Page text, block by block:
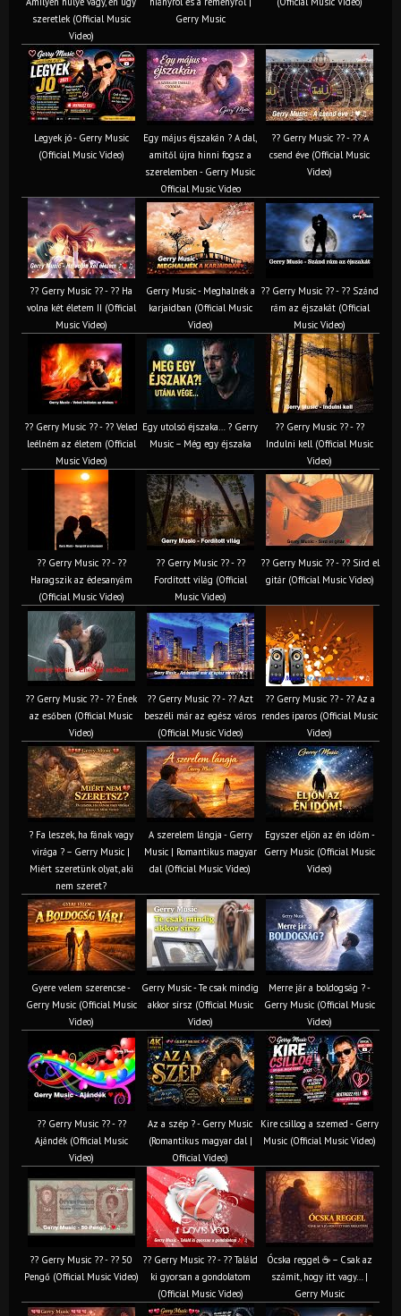
szeretlek (Official Music
Video)
Gerry Music
Legyek jó - Gerry Music
(Official Music Video)
Egy május éjszakán ? A dal,
amitől újra hinni fogsz a
szerelemben - Gerry Music
Official Music Video
?? Gerry Music ?? - ?? A
csend éve (Official Music
Video)
?? Gerry Music ?? - ?? Ha
volna két életem II (Official
Music Video)
Gerry Music - Meghalnék a
karjaidban (Official Music
Video)
?? Gerry Music ?? - ?? Szánd
rám az éjszakát (Official
Music Video)
?? Gerry Music ?? - ?? Veled
leélném az életem (Official
Music Video)
Egy utolsó éjszaka… ? Gerry
Music – Még egy éjszaka
?? Gerry Music ?? - ??
Indulni kell (Official Music
Video)
?? Gerry Music ?? - ??
Haragszik az édesanyám
(Official Music Video)
?? Gerry Music ?? - ??
Fordított világ (Official
Music Video)
?? Gerry Music ?? - ?? Sírd el
gitár (Official Music Video)
?? Gerry Music ?? - ?? Ének
az esőben (Official Music
Video)
?? Gerry Music ?? - ?? Azt
beszéli már az egész város
(Official Music Video)
?? Gerry Music ?? - ?? Az a
rendes iparos (Official Music
Video)
? Fa leszek, ha fának vagy
virága ? – Gerry Music |
Miért szeretünk olyat, aki
nem szeret?
A szerelem lángja - Gerry
Music | Romantikus magyar
dal (Official Music Video)
Egyszer eljön az én időm -
Gerry Music (Official Music
Video)
Gyere velem szerencse -
Gerry Music (Official Music
Video)
Gerry Music - Te csak mindig
akkor sírsz (Official Music
Video)
Merre jár a boldogság ? -
Gerry Music (Official Music
Video)
?? Gerry Music ?? - ??
Ajándék (Official Music
Video)
Az a szép ? - Gerry Music
(Romantikus magyar dal |
Official Video)
Kire csillog a szemed - Gerry
Music (Official Music Video)
?? Gerry Music ?? - ?? 50
Pengő (Official Music Video)
?? Gerry Music ?? - ?? Találd
ki gyorsan a gondolatom
(Official Music Video)
Ócska reggel ☕ – Csak az
számít, hogy itt vagy… |
Gerry Music